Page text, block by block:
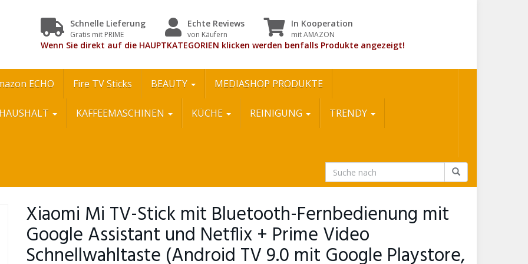
Schnelle Lieferung
Gratis mit PRIME
Echte Reviews
von Käufern
In Kooperation
mit AMAZON
Wenn Sie direkt auf die HAUPTKATEGORIEN klicken werden benfalls Produkte angezeigt!
ECHO Fire TV Sticks BEAUTY MEDIASHOP PRODUKTE
HAUSHALT KAFFEEMASCHINEN KÜCHE REINIGUNG TRENDY
Xiaomi Mi TV-Stick mit Bluetooth-Fernbedienung mit
Google Assistant und Netflix + Prime Video
Schnellwahltaste (Android TV 9.0 mit Google Playstore,